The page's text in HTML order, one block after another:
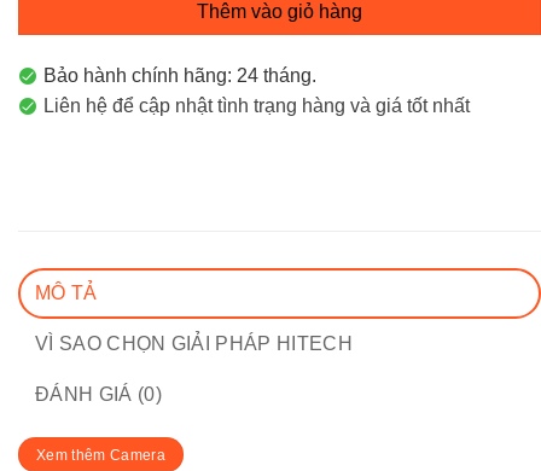
Thêm vào giỏ hàng
Bảo hành chính hãng: 24 tháng.
Liên hệ để cập nhật tình trạng hàng và giá tốt nhất
MÔ TẢ
VÌ SAO CHỌN GIẢI PHÁP HITECH
ĐÁNH GIÁ (0)
Xem thêm Camera